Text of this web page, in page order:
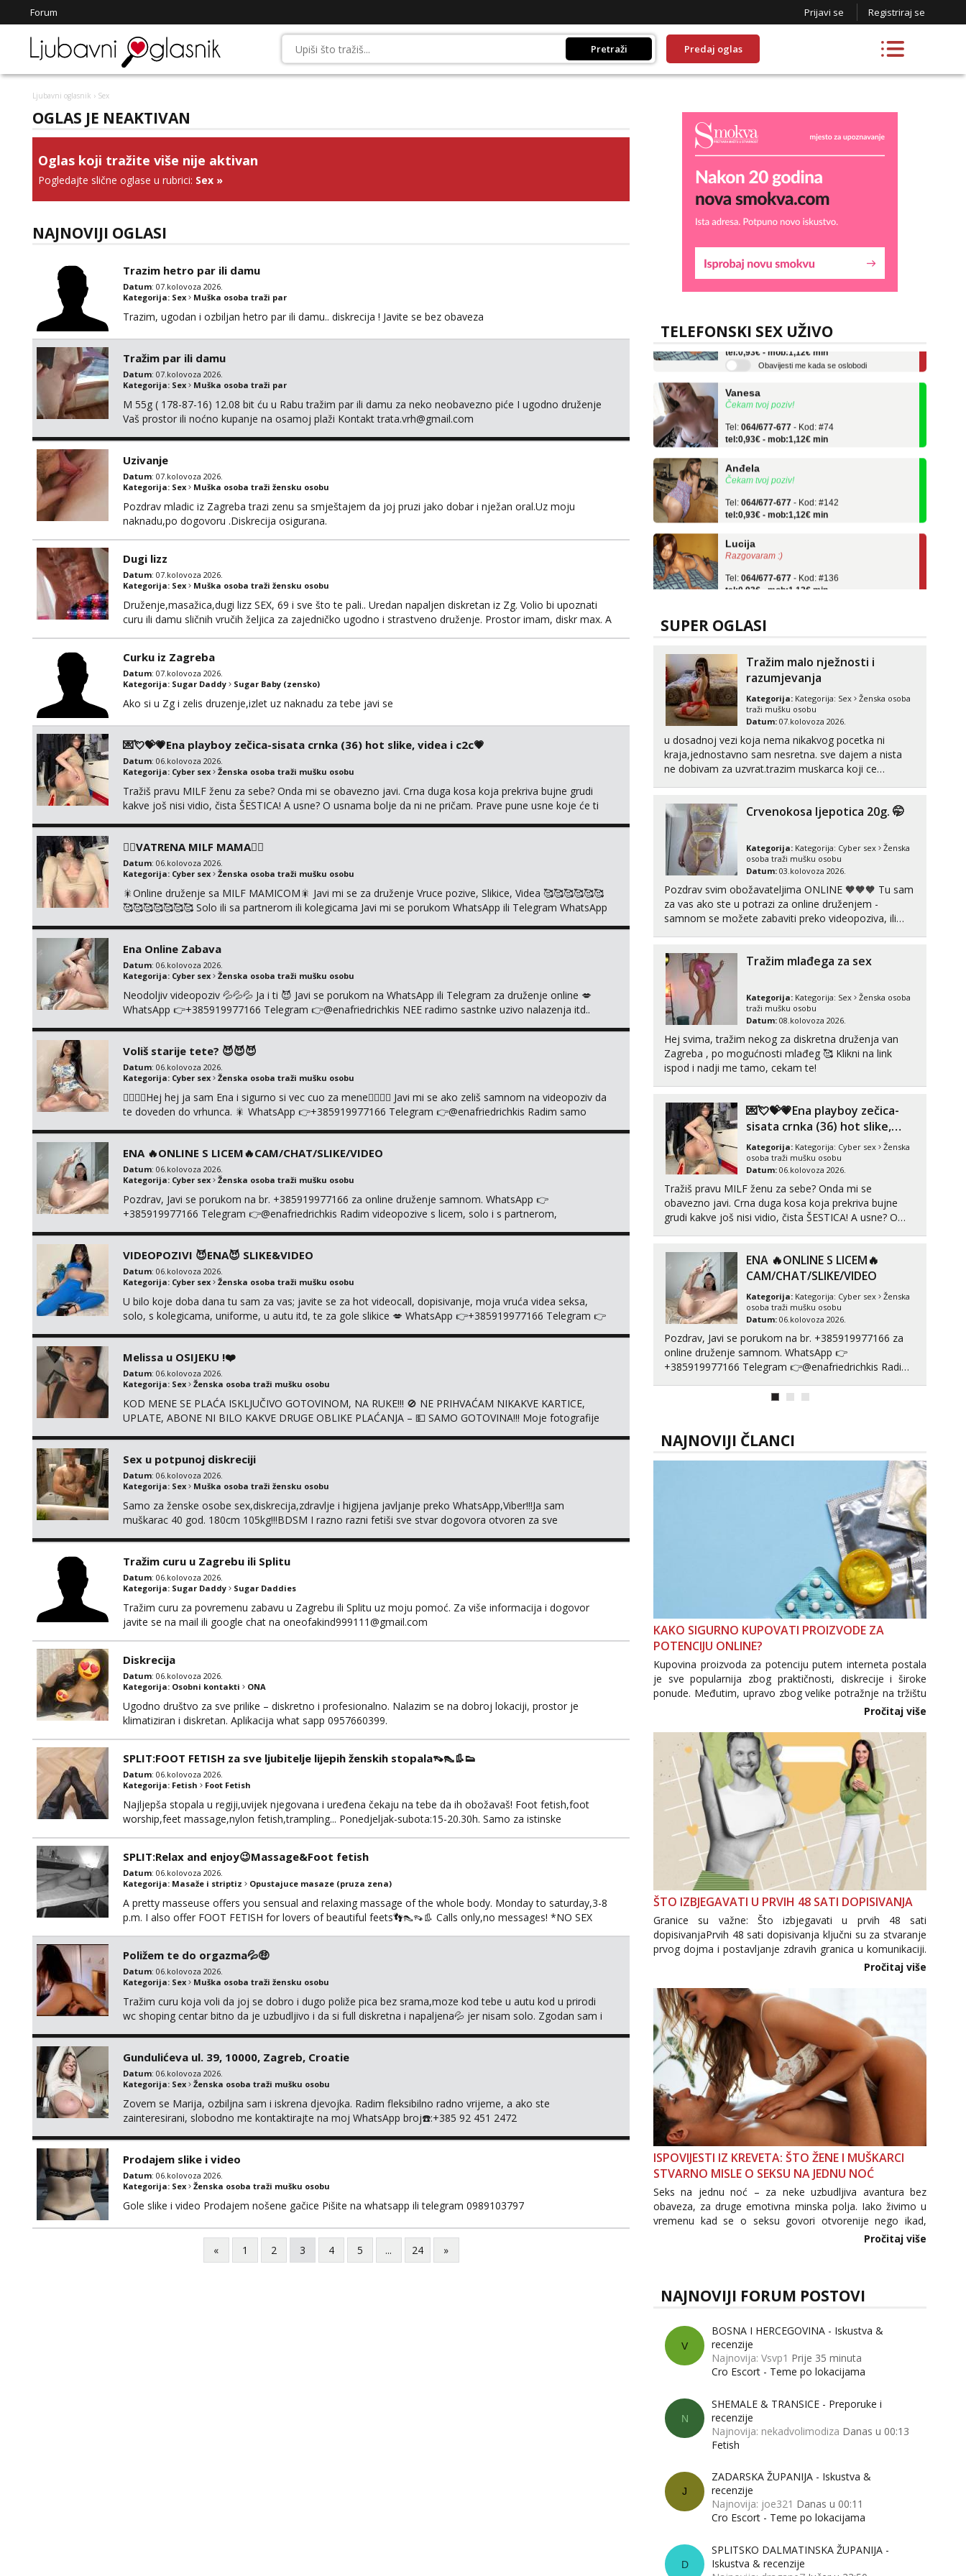
Forum Prijavi se Registriraj se
Pretraži Predaj oglas
Ljubavni oglasnik › Sex
OGLAS JE NEAKTIVAN
Oglas koji tražite više nije aktivan
Pogledajte slične oglase u rubrici: Sex »
NAJNOVIJI OGLASI
Trazim hetro par ili damu
Datum: 07.kolovoza 2026.
Kategorija: Sex Muška osoba traži par
Trazim, ugodan i ozbiljan hetro par ili damu.. diskrecija ! Javite se bez obaveza
Tražim par ili damu
Datum: 07.kolovoza 2026.
Kategorija: Sex Muška osoba traži par
M 55g ( 178-87-16) 12.08 bit ću u Rabu tražim par ili damu za neko neobavezno piće I ugodno druženje
Vaš prostor ili noćno kupanje na osamoj plaži Kontakt trata.vrh@gmail.com
Uzivanje
Datum: 07.kolovoza 2026.
Kategorija: Sex Muška osoba traži žensku osobu
Pozdrav mladic iz Zagreba trazi zenu sa smještajem da joj pruzi jako dobar i nježan oral.Uz moju
naknadu,po dogovoru .Diskrecija osigurana.
Dugi lizz
Datum: 07.kolovoza 2026.
Kategorija: Sex Muška osoba traži žensku osobu
Druženje,masažica,dugi lizz SEX, 69 i sve što te pali.. Uredan napaljen diskretan iz Zg. Volio bi upoznati
curu ili damu sličnih vručih željica za zajedničko ugodno i strastveno druženje. Prostor imam, diskr max. A
Curku iz Zagreba
Datum: 07.kolovoza 2026.
Kategorija: Sugar Daddy Sugar Baby (zensko)
Ako si u Zg i zelis druzenje,izlet uz naknadu za tebe javi se
💌💘💝💗Ena playboy zečica-sisata crnka (36) hot slike, videa i c2c💗
Datum: 06.kolovoza 2026.
Kategorija: Cyber sex Ženska osoba traži mušku osobu
Tražiš pravu MILF ženu za sebe? Onda mi se obavezno javi. Crna duga kosa koja prekriva bujne grudi
kakve još nisi vidio, čista ŠESTICA! A usne? O usnama bolje da ni ne pričam. Prave pune usne koje će ti
❤️‍🔥VATRENA MILF MAMA❤️‍🔥
Datum: 06.kolovoza 2026.
Kategorija: Cyber sex Ženska osoba traži mušku osobu
🎇Online druženje sa MILF MAMICOM🎇 Javi mi se za druženje Vruce pozive, Slikice, Videa 🥰🥰🥰🥰🥰🥰
🥰🥰🥰🥰🥰🥰🥰 Solo ili sa partnerom ili kolegicama Javi mi se porukom WhatsApp ili Telegram WhatsApp
Ena Online Zabava
Datum: 06.kolovoza 2026.
Kategorija: Cyber sex Ženska osoba traži mušku osobu
Neodoljiv videopoziv 💦💦💦 Ja i ti 😈 Javi se porukom na WhatsApp ili Telegram za druženje online 💋
WhatsApp 👉+385919977166 Telegram 👉@enafriedrichkis NEE radimo sastnke uzivo nalazenja itd..
Voliš starije tete? 😈😈😈
Datum: 06.kolovoza 2026.
Kategorija: Cyber sex Ženska osoba traži mušku osobu
❤️‍🔥❤️‍🔥Hej hej ja sam Ena i sigurno si vec cuo za mene❤️‍🔥❤️‍🔥 Javi mi se ako zeliš samnom na videopoziv da
te doveden do vrhunca. 🎇 WhatsApp 👉+385919977166 Telegram 👉@enafriedrichkis Radim samo
ENA 🔥ONLINE S LICEM🔥CAM/CHAT/SLIKE/VIDEO
Datum: 06.kolovoza 2026.
Kategorija: Cyber sex Ženska osoba traži mušku osobu
Pozdrav, Javi se porukom na br. +385919977166 za online druženje samnom. WhatsApp 👉
+385919977166 Telegram 👉@enafriedrichkis Radim videopozive s licem, solo i s partnerom,
NIŠTA UŽI...
VIDEOPOZIVI 😈ENA😈 SLIKE&VIDEO
Datum: 06.kolovoza 2026.
Kategorija: Cyber sex Ženska osoba traži mušku osobu
U bilo koje doba dana tu sam za vas; javite se za hot videocall, dopisivanje, moja vruća videa seksa,
solo, s kolegicama, uniforme, u autu itd, te za gole slikice 💋 WhatsApp 👉+385919977166 Telegram 👉
Melissa u OSIJEKU !❤️
Datum: 06.kolovoza 2026.
Kategorija: Sex Ženska osoba traži mušku osobu
KOD MENE SE PLAĆA ISKLJUČIVO GOTOVINOM, NA RUKE!!! 🚫 NE PRIHVAĆAM NIKAKVE KARTICE,
UPLATE, ABONE NI BILO KAKVE DRUGE OBLIKE PLAĆANJA – 💵 SAMO GOTOVINA!!! Moje fotografije
Sex u potpunoj diskreciji
Datum: 06.kolovoza 2026.
Kategorija: Sex Muška osoba traži žensku osobu
Samo za ženske osobe sex,diskrecija,zdravlje i higijena javljanje preko WhatsApp,Viber!!!Ja sam
muškarac 40 god. 180cm 105kg!!!BDSM I razno razni fetiši sve stvar dogovora otvoren za sve
Tražim curu u Zagrebu ili Splitu
Datum: 06.kolovoza 2026.
Kategorija: Sugar Daddy Sugar Daddies
Tražim curu za povremenu zabavu u Zagrebu ili Splitu uz moju pomoć. Za više informacija i dogovor
javite se na mail ili google chat na oneofakind999111@gmail.com
Diskrecija
Datum: 06.kolovoza 2026.
Kategorija: Osobni kontakti ONA
Ugodno društvo za sve prilike – diskretno i profesionalno. Nalazim se na dobroj lokaciji, prostor je
klimatiziran i diskretan. Aplikacija what sapp 0957660399.
SPLIT:FOOT FETISH za sve ljubitelje lijepih ženskih stopala👡👠👢👟
Datum: 06.kolovoza 2026.
Kategorija: Fetish Foot Fetish
Najljepša stopala u regiji,uvijek njegovana i uređena čekaju na tebe da ih obožavaš! Foot fetish,foot
worship,feet massage,nylon fetish,trampling... Ponedjeljak-subota:15-20.30h. Samo za istinske
SPLIT:Relax and enjoy😉Massage&Foot fetish
Datum: 06.kolovoza 2026.
Kategorija: Masaže i striptiz Opustajuce masaze (pruza zena)
A pretty masseuse offers you sensual and relaxing massage of the whole body. Monday to saturday,3-8
p.m. I also offer FOOT FETISH for lovers of beautiful feets👣👠👡👢 Calls only,no messages! *NO SEX
Poližem te do orgazma💦🤑
Datum: 06.kolovoza 2026.
Kategorija: Sex Muška osoba traži žensku osobu
Tražim curu koja voli da joj se dobro i dugo poliže pica bez srama,moze kod tebe u autu kod u prirodi
wc shoping centar bitno da je uzbudljivo i da si full diskretna i napaljena💦 jer nisam solo. Zgodan sam i
Gundulićeva ul. 39, 10000, Zagreb, Croatie
Datum: 06.kolovoza 2026.
Kategorija: Sex Ženska osoba traži mušku osobu
Zovem se Marija, ozbiljna sam i iskrena djevojka. Radim fleksibilno radno vrijeme, a ako ste
zainteresirani, slobodno me kontaktirajte na moj WhatsApp broj☎️:+385 92 451 2472
Prodajem slike i video
Datum: 06.kolovoza 2026.
Kategorija: Sex Ženska osoba traži mušku osobu
Gole slike i video Prodajem nošene gačice Pišite na whatsapp ili telegram 0989103797
« 1 2 3 4 5 ... 24 »
TELEFONSKI SEX UŽIVO
Lucija
Tel: 064/677-677 - Kod: #136
tel:0,93€ - mob:1,12€ min
Obavijesti me kada se oslobodi
Čekam tvoj poziv!
064/677-677
tel:0,93€ - mob:1,12€ min
Čekam tvoj poziv!
064/677-677
tel:0,93€ - mob:1,12€ min
Razgovaram :)
064/677-677
tel:0,93€ - mob:1,12€ min
Obavijesti me kada se oslobodi
Čekam tvoj poziv!
tel:0,93€ - mob:1,12€ min
Anđela
Čekam tvoj poziv!
Tel: 064/677-677- Kod: #142
tel:0,93€ - mob:1,12€ min
SUPER OGLASI
Tražim malo nježnosti i
razumjevanja
Kategorija: Kategorija: Sex
Ženska osoba
traži mušku osobu
Datum: 07.kolovoza 2026.
u dosadnoj vezi koja nema nikakvog pocetka ni
kraja,jednostavno sam nesretna. sve dajem a nista
ne dobivam za uzvrat.trazim muskarca koji ce
poljupce po tijelu koji me jako pale,obozavam kad
muskar...
Crvenokosa ljepotica 20g. 🤭
Kategorija: Kategorija: Cyber sex
Ženska
osoba traži mušku osobu
Datum: 03.kolovoza 2026.
Pozdrav svim obožavateljima ONLINE 🧡🧡🧡 Tu sam
za vas ako ste u potrazi za online druženjem -
samnom se možete zabaviti preko videopoziva, ili
tipkanja uz slike i hot line pozive. Za vas sam
pripremila ...
Tražim mlađega za sex
Kategorija: Kategorija: Sex
Ženska osoba
traži mušku osobu
Datum: 08.kolovoza 2026.
Hej svima, tražim nekog za diskretna druženja van
Zagreba , po mogućnosti mlađeg 🥰 Klikni na link
ispod i nadji me tamo, cekam te!
💌💘💝💗Ena playboy zečica-
sisata crnka (36) hot slike,
videa i c2c💗
Kategorija: Kategorija: Cyber sex
Ženska
osoba traži mušku osobu
Datum: 06.kolovoza 2026.
Tražiš pravu MILF ženu za sebe? Onda mi se
obavezno javi. Crna duga kosa koja prekriva bujne
grudi kakve još nisi vidio, čista ŠESTICA! A usne? O
nisi vidio. Uvijek sam spremna za ONLOINE zabavu...
ENA 🔥ONLINE S LICEM🔥
CAM/CHAT/SLIKE/VIDEO
Kategorija: Kategorija: Cyber sex
Ženska
osoba traži mušku osobu
Datum: 06.kolovoza 2026.
Pozdrav, Javi se porukom na br. +385919977166 za
online druženje samnom. WhatsApp 👉
+385919977166 Telegram 👉@enafriedrichkis Radim
(Tina&Natali), razne kombinacije halteri, haljine,
NAJNOVIJI ČLANCI
KAKO SIGURNO KUPOVATI PROIZVODE ZA
POTENCIJU ONLINE?
Kupovina proizvoda za potenciju putem interneta postala
je sve popularnija zbog praktičnosti, diskrecije i široke
ponude. Međutim, upravo zbog velike potražnje na tržištu
se pojavljuju i brojni krivotvoreni proizvodi, nepouzdane
internetske trgovine te proizvodi nepoznatog podrijetla. ...
Pročitaj više
ŠTO IZBJEGAVATI U PRVIH 48 SATI DOPISIVANJA
Granice su važne: Što izbjegavati u prvih 48 sati
dopisivanjaPrvih 48 sati dopisivanja ključni su za stvaranje
prvog dojma i postavljanje zdravih granica u komunikaciji.
Važno je izbjeći prebrzo otkrivanje osobnih ili intimnih
informacija, jer nepoznata osoba još nije zaslužila to
povjerenje. Takođe...
Pročitaj više
ISPOVIJESTI IZ KREVETA: ŠTO ŽENE I MUŠKARCI
STVARNO MISLE O SEKSU NA JEDNU NOĆ
Seks na jednu noć – za neke uzbudljiva avantura bez
obaveza, za druge emotivna minska polja. Iako živimo u
vremenu kad se o seksu govori otvorenije nego ikad,
tema „jedne noći strasti“ i dalje izaziva burne rasprave. Što
Pročitaj više
NAJNOVIJI FORUM POSTOVI
V
BOSNA I HERCEGOVINA - Iskustva &
recenzije
Najnovija: Vsvp1 Prije 35 minuta
Cro Escort - Teme po lokacijama
N
SHEMALE & TRANSICE - Preporuke i
recenzije
Najnovija: nekadvolimodiza Danas u 00:13
Fetish
J
ZADARSKA ŽUPANIJA - Iskustva &
recenzije
Najnovija: joe321 Danas u 00:11
Cro Escort - Teme po lokacijama
D
SPLITSKO DALMATINSKA ŽUPANIJA -
Iskustva & recenzije